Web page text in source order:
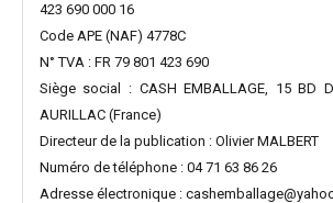
423 690 000 16
Code APE (NAF) 4778C
N° TVA : FR 79 801 423 690
Siège social : CASH EMBALLAGE, 15 BD
AURILLAC (France)
Directeur de la publication : Olivier MALBERT
Numéro de téléphone : 04 71 63 86 26
Adresse électronique :